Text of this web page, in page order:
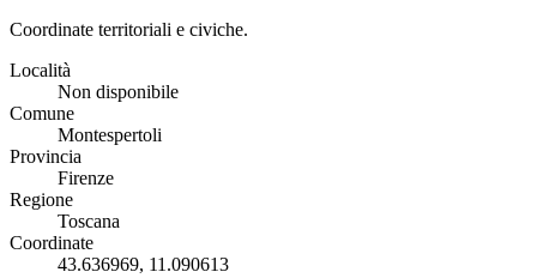
Coordinate territoriali e civiche.
Località
Non disponibile
Comune
Montespertoli
Provincia
Firenze
Regione
Toscana
Coordinate
43.636969, 11.090613